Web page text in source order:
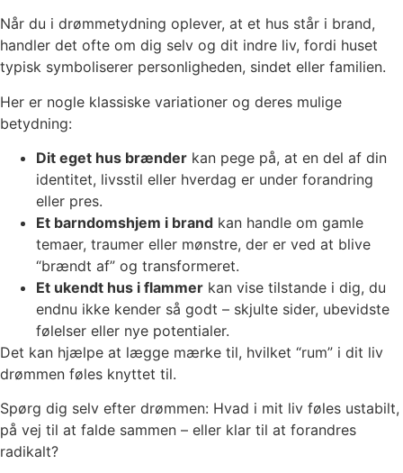
Når du i drømmetydning oplever, at et hus står i brand,
handler det ofte om dig selv og dit indre liv, fordi huset
typisk symboliserer personligheden, sindet eller familien.
Her er nogle klassiske variationer og deres mulige
betydning:
Dit eget hus brænder kan pege på, at en del af din
identitet, livsstil eller hverdag er under forandring
eller pres.
Et barndomshjem i brand kan handle om gamle
temaer, traumer eller mønstre, der er ved at blive
“brændt af” og transformeret.
Et ukendt hus i flammer kan vise tilstande i dig, du
endnu ikke kender så godt – skjulte sider, ubevidste
følelser eller nye potentialer.
Det kan hjælpe at lægge mærke til, hvilket “rum” i dit liv
drømmen føles knyttet til.
Spørg dig selv efter drømmen: Hvad i mit liv føles ustabilt,
på vej til at falde sammen – eller klar til at forandres
radikalt?